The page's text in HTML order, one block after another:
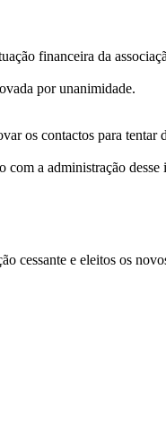
financeira da
por unanimidade.
os contactos para tentar
a administração
cessante e eleitos os